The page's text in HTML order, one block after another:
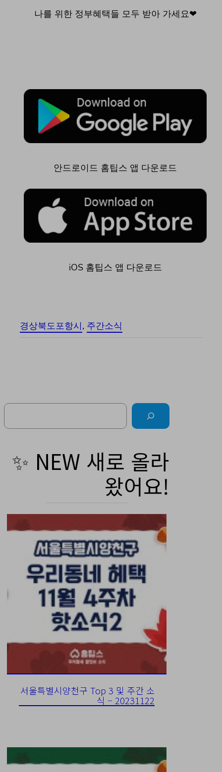
나를 위한 정부혜택들 모두 받아 가세요❤
안드로이드 홈팁스 앱 다운로드
iOS 홈팁스 앱 다운로드
경상북도포항시, 주간소식
Search
✨ NEW 새로 올라
왔어요!
서울특별시양천구 Top 3 및 주간 소
식 – 20231122